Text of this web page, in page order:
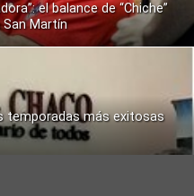
el balance de “Chiche”
Martín
temporadas más exitosas